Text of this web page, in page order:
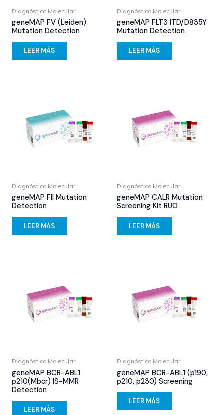
Diagnóstico Molecular
geneMAP FV (Leiden)
Mutation Detection
LEER MÁS
Diagnóstico Molecular
geneMAP FLT3 ITD/D835Y
Mutation Detection
LEER MÁS
Diagnóstico Molecular
geneMAP FII Mutation
Detection
LEER MÁS
Diagnóstico Molecular
geneMAP CALR Mutation
Screening Kit RUO
LEER MÁS
Diagnóstico Molecular
geneMAP BCR-ABL1
p210(Mbcr) IS-MMR
Detection
LEER MÁS
Diagnóstico Molecular
geneMAP BCR-ABL1 (p190,
p210, p230) Screening
LEER MÁS